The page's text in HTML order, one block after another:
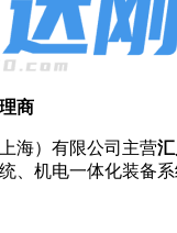
商
海）有限公司主营
、机电一体化装备系